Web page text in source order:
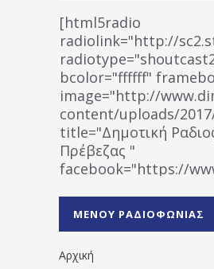
[html5radio
radiolink="http://
bcolor="ffffff"
image="http://
content/uploads/
title="Δημοτική
Πρέβεζας "
facebook="https://
1531194763766854/"
ΜΕΝΟΥ ΡΑΔΙΟΦΩΝΙΑΣ
Αρχική